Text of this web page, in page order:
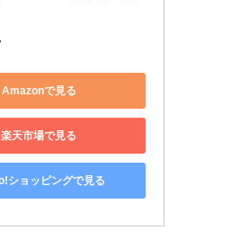
Amazonで見る
楽天市場で見る
ショッピングで見る